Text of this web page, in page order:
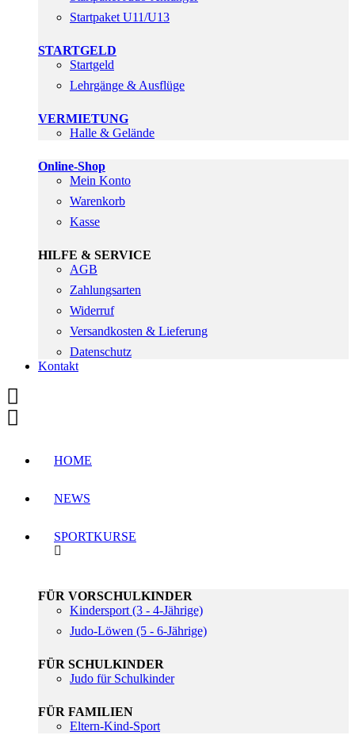
Startpaket U11/U13
STARTGELD
Startgeld
Lehrgänge & Ausflüge
VERMIETUNG
Halle & Gelände
Online-Shop
Mein Konto
Warenkorb
Kasse
HILFE & SERVICE
AGB
Zahlungsarten
Widerruf
Versandkosten & Lieferung
Datenschutz
Kontakt
HOME
NEWS
SPORTKURSE
FÜR VORSCHULKINDER
Kindersport (3 - 4-Jährige)
Judo-Löwen (5 - 6-Jährige)
FÜR SCHULKINDER
Judo für Schulkinder
FÜR FAMILIEN
Eltern-Kind-Sport